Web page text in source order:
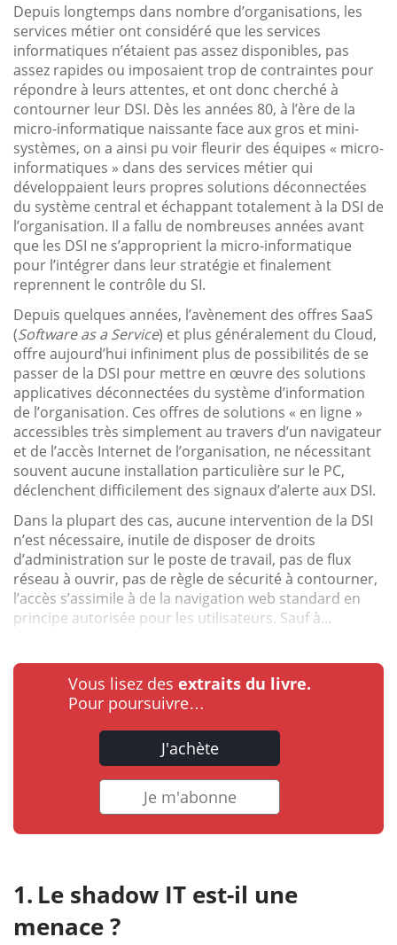
Depuis longtemps dans nombre d’organisations, les
services métier ont considéré que les services
informatiques n’étaient pas assez disponibles, pas
assez rapides ou imposaient trop de contraintes pour
répondre à leurs attentes, et ont donc cherché à
contourner leur DSI. Dès les années 80, à l’ère de la
micro-informatique naissante face aux gros et mini-
systèmes, on a ainsi pu voir fleurir des équipes « micro-
informatiques » dans des services métier qui
développaient leurs propres solutions déconnectées
du système central et échappant totalement à la DSI de
l’organisation. Il a fallu de nombreuses années avant
que les DSI ne s’approprient la micro-informatique
pour l’intégrer dans leur stratégie et finalement
reprennent le contrôle du SI.
Depuis quelques années, l’avènement des offres SaaS
(Software as a Service) et plus généralement du Cloud,
offre aujourd’hui infiniment plus de possibilités de se
passer de la DSI pour mettre en œuvre des solutions
applicatives déconnectées du système d’information
de l’organisation. Ces offres de solutions « en ligne »
accessibles très simplement au travers d’un navigateur
et de l’accès Internet de l’organisation, ne nécessitant
souvent aucune installation particulière sur le PC,
déclenchent difficilement des signaux d’alerte aux DSI.
Dans la plupart des cas, aucune intervention de la DSI
n’est nécessaire, inutile de disposer de droits
d’administration sur le poste de travail, pas de flux
réseau à ouvrir, pas de règle de sécurité à contourner,
l’accès s’assimile à de la navigation web standard en
principe autorisée pour les utilisateurs. Sauf à...
Vous lisez des extraits du livre.
Pour poursuivre…
J'achète
Je m'abonne
Le shadow IT est-il une
menace ?